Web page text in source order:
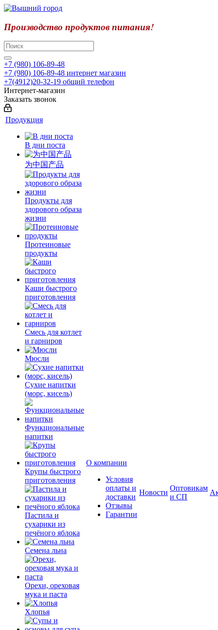
Производство продуктов питания!
+7 (980) 106-89-48
+7 (980) 106-89-48 интернет магазин
+7(4912)20-32-19 общий телефон
Интернет-магазин
Заказать звонок
Продукция
В дни поста
为中国产品
Продукты для
здорового образа
жизни
Протеиновые
продукты
Каши быстрого
приготовления
Смесь для котлет
и гарниров
Мюсли
Сухие напитки
(морс, кисель)
Функциональные
напитки
Крупы быстрого
приготовления
Пастила и
сухарики из
печёного яблока
Семена льна
Орехи, ореховая
мука и паста
Хлопья
О компании
Условия
оплаты и
доставки
Отзывы
Гарантии
Новости
Оптовикам
и СП